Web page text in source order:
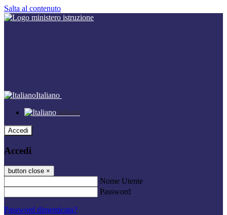
Salta al contenuto
Italiano
Italiano
Accedi
Accedi
button close ×
Nome Utente
Password
Password dimenticata?